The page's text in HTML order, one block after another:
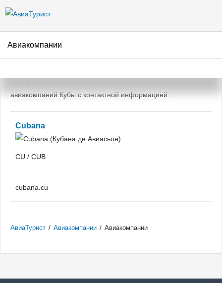
Авиакомпании
Авиакомпании Кубы
авиакомпаний Кубы с контактной информацией.
Cubana
CU / CUB
cubana.cu
АвиаТурист / Авиакомпании / Авиакомпании